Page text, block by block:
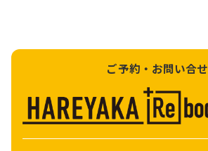
ご予約・お問い合せ